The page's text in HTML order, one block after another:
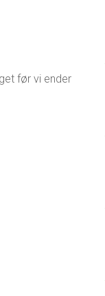
før vi ender